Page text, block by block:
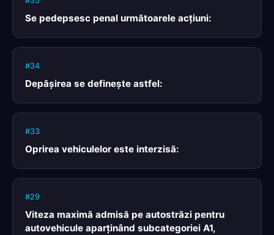
Se pedepsesc penal următoarele acţiuni:
#34
Depăşirea se defineşte astfel:
#33
Oprirea vehiculelor este interzisă:
#29
Viteza maximă admisă pe autostrăzi pentru
autovehicule aparţinând subcategoriei A1,